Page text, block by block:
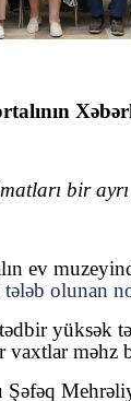
bir
ev
olunan
yüksək
vaxtlar